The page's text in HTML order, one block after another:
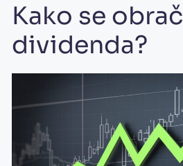
Kako se
dividenda?